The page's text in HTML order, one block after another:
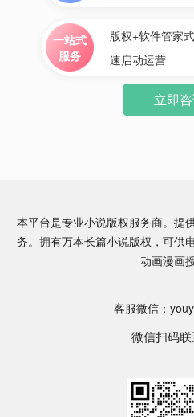
一站式
服务
版权+软件管家
速启动运营
立即
本平台是专业小说版权服务商。提
务。拥有万本长篇小说版权，可供
动画漫画
客服微信：
微信扫码